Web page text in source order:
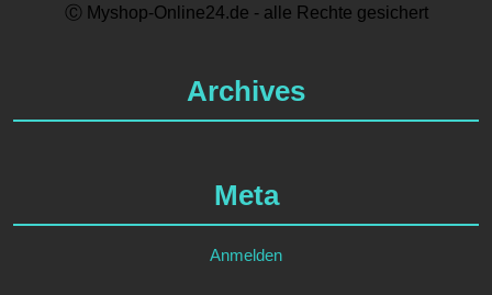
Ⓒ Myshop-Online24.de - alle Rechte gesichert
Archives
Meta
Anmelden